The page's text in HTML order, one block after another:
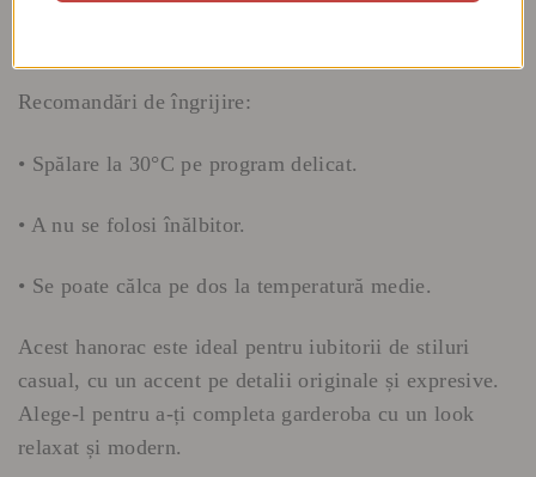
Recomandări de îngrijire:
• Spălare la 30°C pe program delicat.
• A nu se folosi înălbitor.
• Se poate călca pe dos la temperatură medie.
Acest hanorac este ideal pentru iubitorii de stiluri
casual, cu un accent pe detalii originale și expresive.
Alege-l pentru a-ți completa garderoba cu un look
relaxat și modern.